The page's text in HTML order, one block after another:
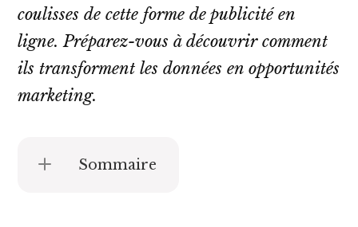
coulisses de cette forme de publicité en
ligne. Préparez-vous à découvrir comment
ils transforment les données en opportunités
marketing.
Sommaire